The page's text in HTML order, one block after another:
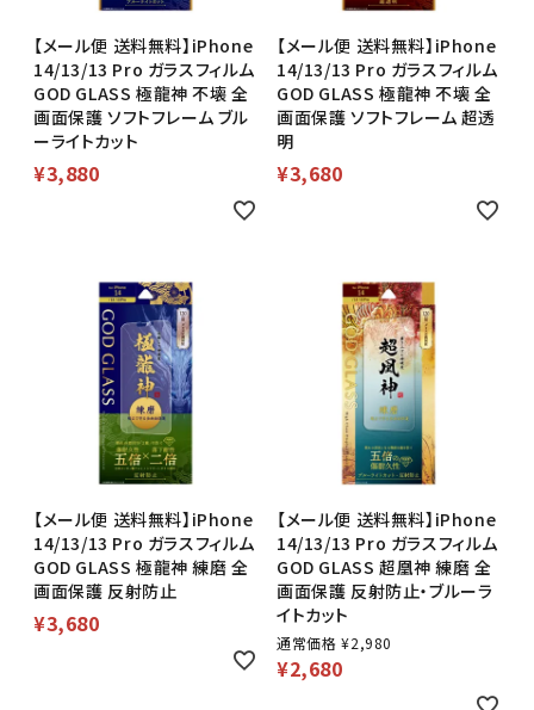
【メール便 送料無料】iPhone
14/13/13 Pro ガラスフィルム
GOD GLASS 極龍神 不壊 全
画面保護 ソフトフレーム ブル
ーライトカット
¥3,880
【メール便 送料無料】iPhone
14/13/13 Pro ガラスフィルム
GOD GLASS 極龍神 不壊 全
画面保護 ソフトフレーム 超透
明
¥3,680
【メール便 送料無料】iPhone
14/13/13 Pro ガラスフィルム
GOD GLASS 極龍神 練磨 全
画面保護 反射防止
¥3,680
【メール便 送料無料】iPhone
14/13/13 Pro ガラスフィルム
GOD GLASS 超凰神 練磨 全
画面保護 反射防止・ブルーラ
イトカット
通常価格 ¥2,980
¥2,680